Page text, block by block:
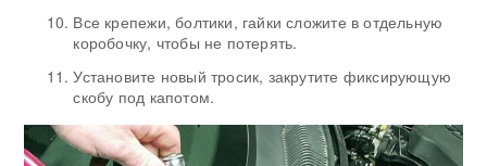
Все крепежи, болтики, гайки сложите в отдельную
коробочку, чтобы не потерять.
Установите новый тросик, закрутите фиксирующую
скобу под капотом.